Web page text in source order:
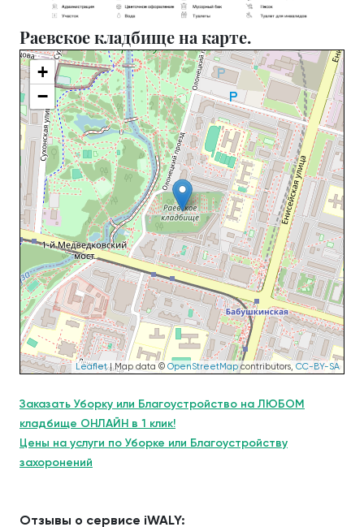
Раевское кладбище на карте.
+
−
Leaflet| Map data © OpenStreetMapcontributors, CC-BY-SA
Заказать Уборку или Благоустройство на ЛЮБОМ
кладбище ОНЛАЙН в 1 клик!
Цены на услуги по Уборке или Благоустройству
захоронений
Отзывы о сервисе iWALY: